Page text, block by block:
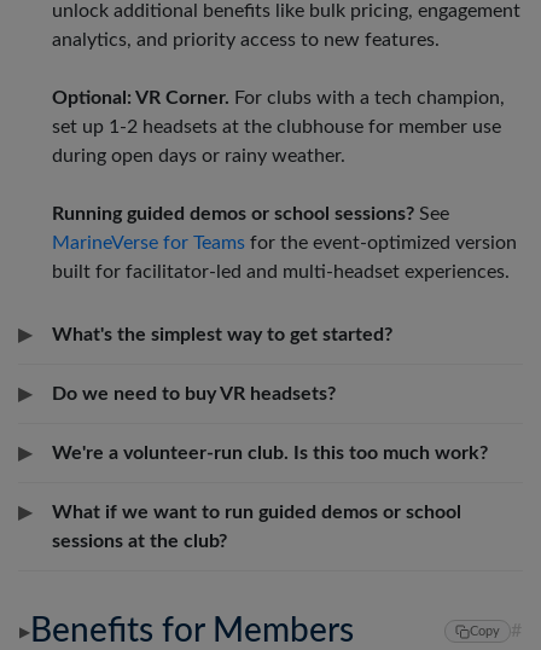
unlock additional benefits like bulk pricing, engagement
analytics, and priority access to new features.
Optional: VR Corner. For clubs with a tech champion,
set up 1-2 headsets at the clubhouse for member use
during open days or rainy weather.
Running guided demos or school sessions? See
MarineVerse for Teams for the event-optimized version
built for facilitator-led and multi-headset experiences.
▶ What's the simplest way to get started?
▶ Do we need to buy VR headsets?
▶ We're a volunteer-run club. Is this too much work?
▶
What if we want to run guided demos or school
sessions at the club?
▶ Benefits for Members Copy #